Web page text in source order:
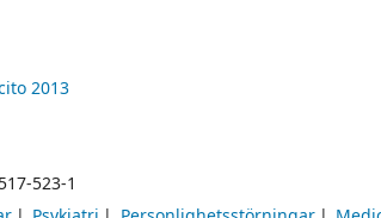
2013
523-1